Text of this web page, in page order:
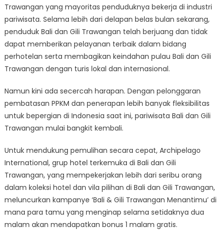
Trawangan yang mayoritas penduduknya bekerja di industri
pariwisata. Selama lebih dari delapan belas bulan sekarang,
penduduk Bali dan Gili Trawangan telah berjuang dan tidak
dapat memberikan pelayanan terbaik dalam bidang
perhotelan serta membagikan keindahan pulau Bali dan Gili
Trawangan dengan turis lokal dan internasional.
Namun kini ada secercah harapan. Dengan pelonggaran
pembatasan PPKM dan penerapan lebih banyak fleksibilitas
untuk bepergian di Indonesia saat ini, pariwisata Bali dan Gili
Trawangan mulai bangkit kembali.
Untuk mendukung pemulihan secara cepat, Archipelago
International, grup hotel terkemuka di Bali dan Gili
Trawangan, yang mempekerjakan lebih dari seribu orang
dalam koleksi hotel dan vila pilihan di Bali dan Gili Trawangan,
meluncurkan kampanye ‘Bali & Gili Trawangan Menantimu’ di
mana para tamu yang menginap selama setidaknya dua
malam akan mendapatkan bonus 1 malam gratis.